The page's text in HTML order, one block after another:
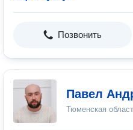
Позвонить
Павел
Тюменская